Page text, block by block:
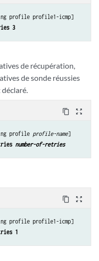
profile profile1-icmp]
3
de récupération,
de sonde réussies
content_copy zoom_out_map
profile profile-name]
number-of-retries
content_copy zoom_out_map
profile profile1-icmp]
1